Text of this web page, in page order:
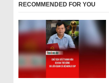
RECOMMENDED FOR YOU